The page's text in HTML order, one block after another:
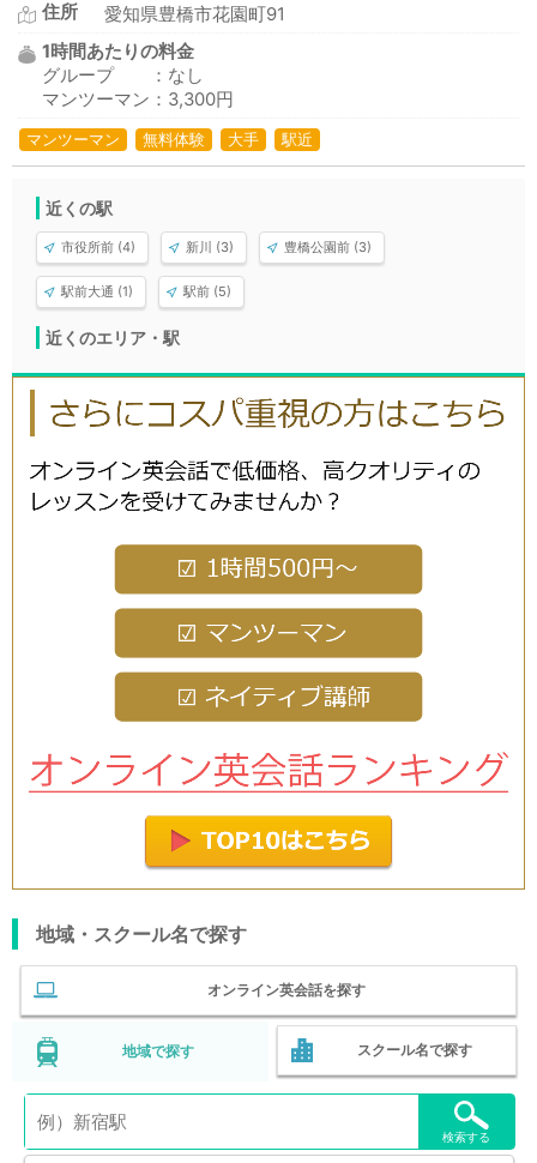
住所
愛知県豊橋市花園町91
1時間あたりの料金
グループ ：なし
マンツーマン：3,300円
マンツーマン 無料体験 大手 駅近
近くの駅
市役所前 (4) 新川 (3) 豊橋公園前 (3)
駅前大通 (1) 駅前 (5)
近くのエリア・駅
地域・スクール名で探す
オンライン英会話を探す
地域で探す スクール名で探す
検索する